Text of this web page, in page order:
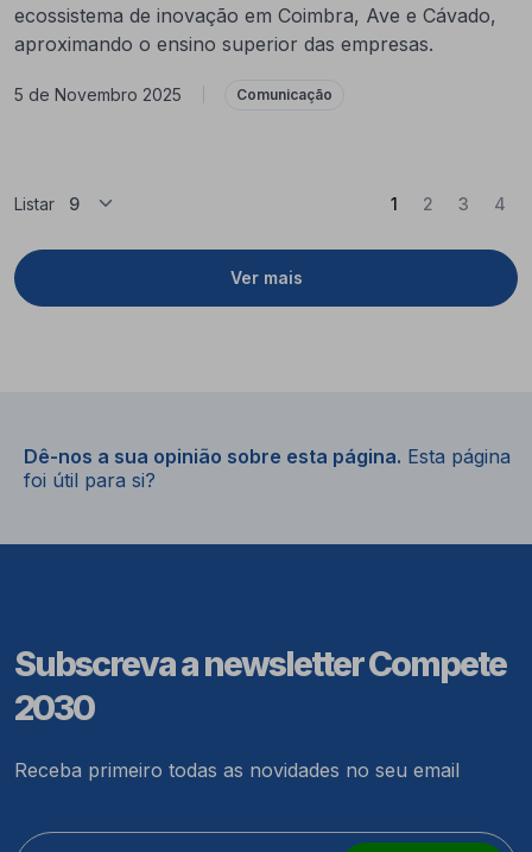
ecossistema de inovação em Coimbra, Ave e Cávado,
aproximando o ensino superior das empresas.
5 de Novembro 2025 Comunicação
Listar
Ver mais
1 (Atual)
2 3 4
Dê-nos a sua opinião sobre esta página. Esta página
foi útil para si?
Subscreva a newsletter Compete
2030
Receba primeiro todas as novidades no seu email